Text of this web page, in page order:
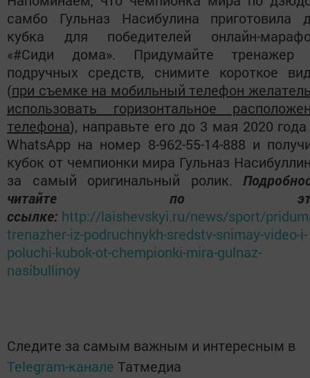
самбо Гульназ Насибулина приготовила
кубка для победителей онлайн-
«#Сиди дома». Придумайте тренажер
подручных средств, снимите короткое
(при съемке на мобильный телефон
использовать горизонтальное
телефона), направьте его до 3 мая 2020
WhatsApp на номер 8-962-55-14-888 и
кубок от чемпионки мира Гульназ
за самый оригинальный ролик.
читайте по
ссылке: http://laishevskyi.ru/news/sport/
trenazher-iz-podruchnykh-sredstv-snimay-video-i-
poluchi-kubok-ot-chempionki-mira-gulnaz-
nasibullinoy
Следите за самым важным и интересным в
Telegram-канале Татмедиа